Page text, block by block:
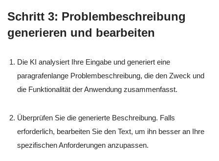
Schritt 3: Problembeschreibung
generieren und bearbeiten
Die KI analysiert Ihre Eingabe und generiert eine
paragrafenlange Problembeschreibung, die den Zweck und
die Funktionalität der Anwendung zusammenfasst.
Überprüfen Sie die generierte Beschreibung. Falls
erforderlich, bearbeiten Sie den Text, um ihn besser an Ihre
spezifischen Anforderungen anzupassen.